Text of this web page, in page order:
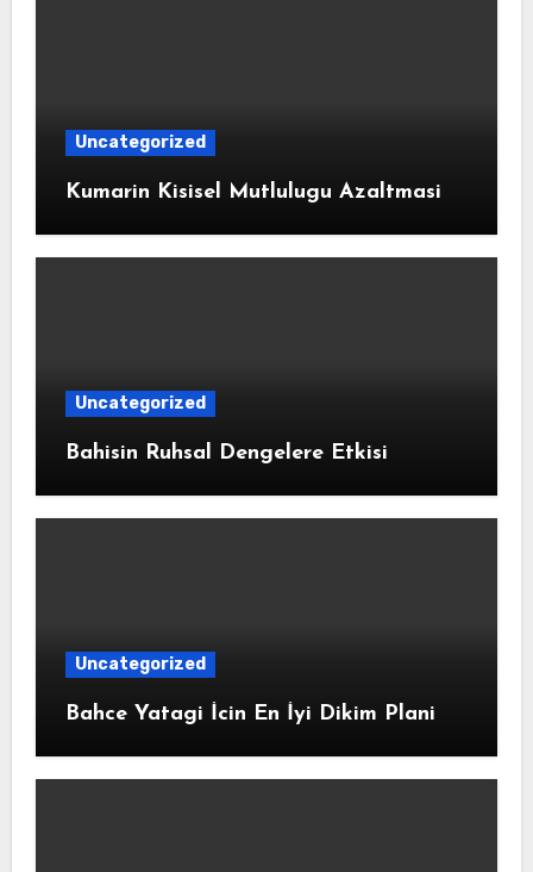
Uncategorized
Kumarin Kisisel Mutlulugu Azaltmasi
Uncategorized
Bahisin Ruhsal Dengelere Etkisi
Uncategorized
Bahce Yatagi İcin En İyi Dikim Plani